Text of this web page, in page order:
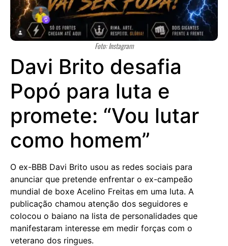
Foto: Instagram
Davi Brito desafia
Popó para luta e
promete: “Vou lutar
como homem”
O ex-BBB Davi Brito usou as redes sociais para
anunciar que pretende enfrentar o ex-campeão
mundial de boxe Acelino Freitas em uma luta. A
publicação chamou atenção dos seguidores e
colocou o baiano na lista de personalidades que
manifestaram interesse em medir forças com o
veterano dos ringues.